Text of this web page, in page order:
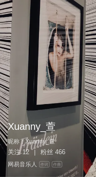
Xuanny_萱
昵称：Xuanny_萱
关注 12 粉丝 466
网易音乐人 作词 作曲